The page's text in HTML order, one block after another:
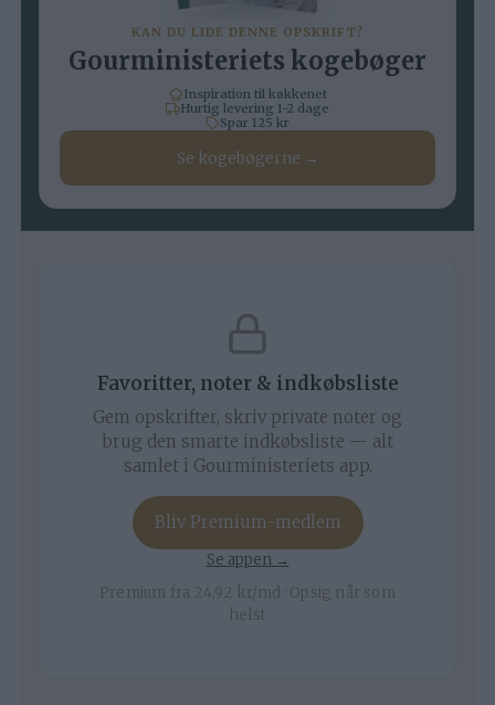
KAN DU LIDE DENNE OPSKRIFT?
Gourministeriets kogebøger
Inspiration til køkkenet
Hurtig levering 1-2 dage
Spar 125 kr
Se kogebøgerne →
Favoritter, noter & indkøbsliste
Gem opskrifter, skriv private noter og
brug den smarte indkøbsliste — alt
samlet i Gourministeriets app.
Bliv Premium-medlem
Se appen →
Premium fra 24,92 kr/md · Opsig når som
helst